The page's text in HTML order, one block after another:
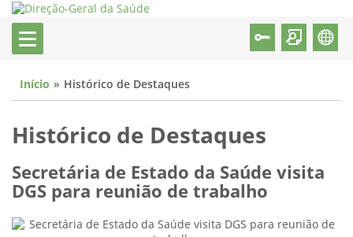
Início Histórico de Destaques
Histórico de Destaques
Secretária de Estado da Saúde visita
DGS para reunião de trabalho